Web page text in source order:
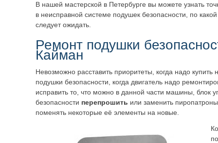
В нашей мастерской в Петербурге вы можете узнать
в неисправной системе подушек безопасности, по какой
следует ожидать.
Ремонт подушки
Кайман
Невозможно расставить приоритеты, когда надо купить
подушки безопасности, когда двигатель надо
исправить то, что можно в данной части машины, блок
безопасности перепрошить или заменить
поменять некоторые её элементы на новые.